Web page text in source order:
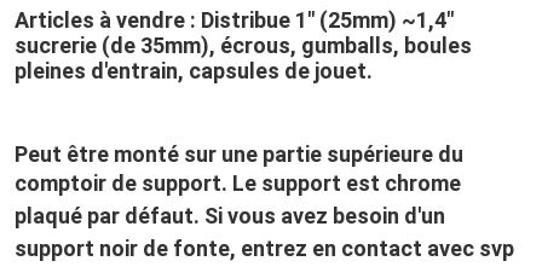
Articles à vendre : Distribue 1" (25mm) ~1,4"
sucrerie (de 35mm), écrous, gumballs, boules
pleines d'entrain, capsules de jouet.
Peut être monté sur une partie supérieure du
comptoir de support. Le support est chrome
plaqué par défaut. Si vous avez besoin d'un
support noir de fonte, entrez en contact avec svp